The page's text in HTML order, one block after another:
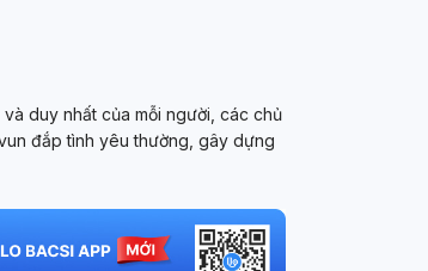
và duy nhất của mỗi người, các chủ
đắp tình yêu thường, gây dựng